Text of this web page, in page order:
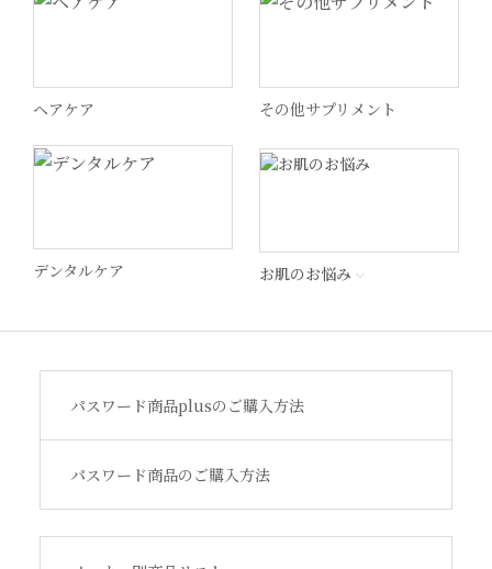
パスワード商品plusのご購入方法
パスワード商品のご購入方法
MSS
ヘアケア その他サプリメント
デンタルケア お肌のお悩み